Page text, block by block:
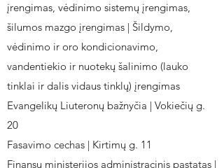
įrengimas, vėdinimo sistemų įrengimas,
šilumos mazgo įrengimas | Šildymo,
vėdinimo ir oro kondicionavimo,
vandentiekio ir nuotekų šalinimo (lauko
tinklai ir dalis vidaus tinklų) įrengimas
Evangelikų Liuteronų bažnyčia | Vokiečių g.
20
Fasavimo cechas | Kirtimų g. 11
Finansų ministerijos administracinis pastatas |